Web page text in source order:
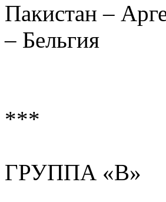
Пакистан –
– Бельгия
***
ГРУППА «В»